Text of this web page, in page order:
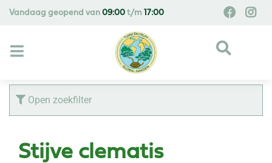
Vandaag geopend van 09:00 t/m 17:00
Open zoekfilter
Stijve clematis